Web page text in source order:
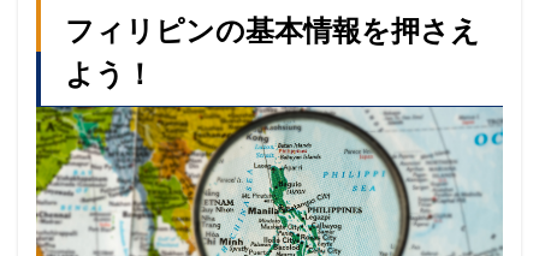
フィリピンの基本情報を押さえ
よう！